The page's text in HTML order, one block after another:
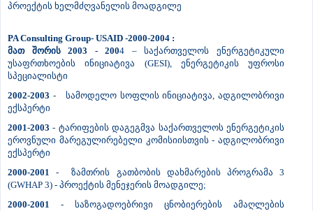
პროექტის ხელმძღვანელის მოადგილე
PA Consulting Group- USAID -2000-2004 :
მათ შორის 2003 - 2004 – საქართველოს ენერგეტიკული
უსაფრთხოების ინიციატივა (GESI), ენერგეტიკის უფროსი
სპეციალისტი
2002-2003 - სამოდელო სოფლის ინიციატივა, ადგილობრივი
ექსპერტი
2001-2003 - ტარიფების დაგეგმვა საქართველოს ენერგეტიკის
ეროვნული მარეგულირებელი კომისიისთვის - ადგილობრივი
ექსპერტი
2000-2001 - ზამთრის გათბობის დახმარების პროგრამა 3
(GWHAP 3) - პროექტის მენეჯერის მოადგილე;
2000-2001 - საზოგადოებრივი ცნობიერების ამაღლების